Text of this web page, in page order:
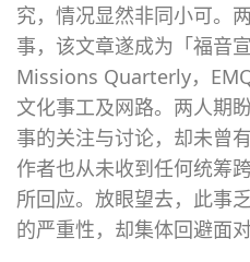
究，情况显然非同小可。
事，该文章遂成为「福音
Missions Quarterly，
文化事工及网路。两人期
事的关注与讨论，却未曾
作者也从未收到任何统筹
所回应。放眼望去，此事
的严重性，却集体回避面